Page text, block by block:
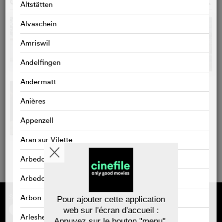
Altstätten
Alvaschein
Amriswil
Andelfingen
Andermatt
Anières
Appenzell
Aran sur Vilette
Arbedo
Arbedo-Castione
Arbon
Arlesheim
Sponsorisé par
À propos de cinefile
S'inscrire/s'abonner
Newsletter
Pour ajouter cette application
web sur l'écran d'accueil :